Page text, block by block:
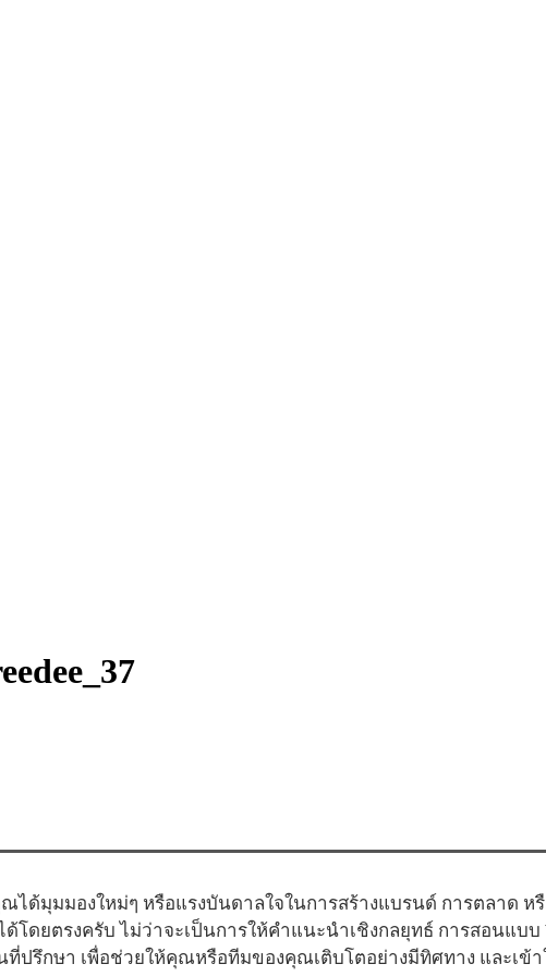
ด้มุมมองใหม่ๆ หรือแรงบันดาลใจในการสร้างแบรนด์ การตลาด ห
ดยตรงครับ ไม่ว่าจะเป็นการให้คำแนะนำเชิงกลยุทธ์ การสอนแบ
ปรึกษา เพื่อช่วยให้คุณหรือทีมของคุณเติบโตอย่างมีทิศทาง และเข้า